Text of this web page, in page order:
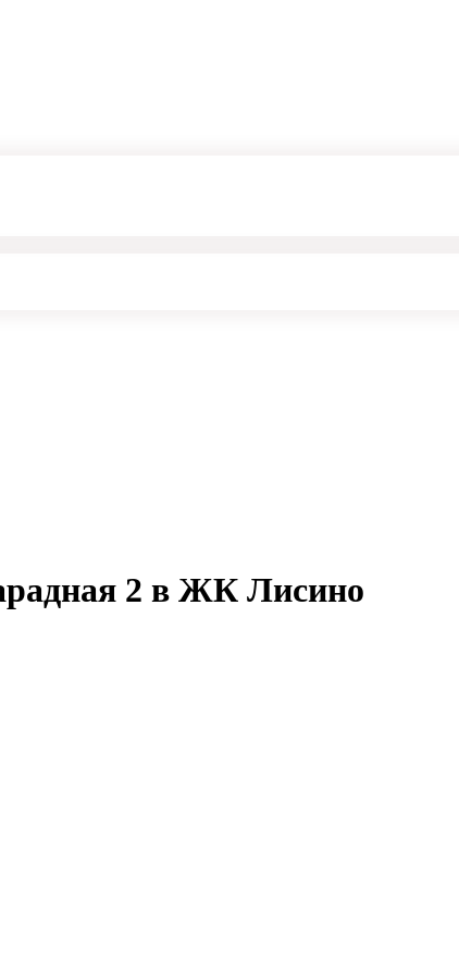
2 в ЖК Лисино